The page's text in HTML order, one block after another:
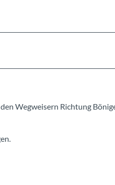
Wegweisern Richtung